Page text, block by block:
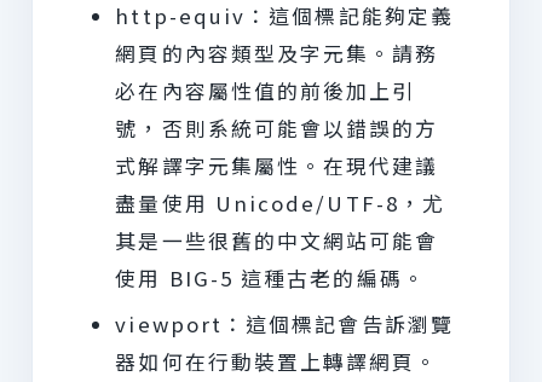
http-equiv：這個標記能夠定義
網頁的內容類型及字元集。請務
必在內容屬性值的前後加上引
號，否則系統可能會以錯誤的方
式解譯字元集屬性。在現代建議
盡量使用 Unicode/UTF-8，尤
其是一些很舊的中文網站可能會
使用 BIG-5 這種古老的編碼。
viewport：這個標記會告訴瀏覽
器如何在行動裝置上轉譯網頁。